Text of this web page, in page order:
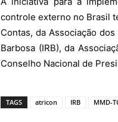
controle externo no Brasil
Contas, da Associação
Barbosa (IRB), da
Conselho Nacional de
TAGS atricon IRB MMD-